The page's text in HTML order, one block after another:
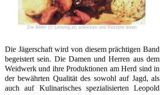
Die Bilder (© Lensing.at) anklicken und Rezepte lesen
Die Jägerschaft wird von diesem prächtigen Band
begeistert sein. Die Damen und Herren aus dem
Weidwerk und ihre Produktionen am Herd sind in
der bewährten Qualität des sowohl auf Jagd, als
auch auf Kulinarisches spezialisierten Leopold